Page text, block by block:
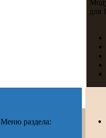
Меню раздела: